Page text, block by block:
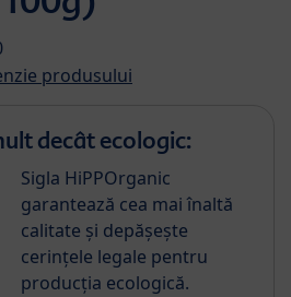
produsului
decât ecologic:
Sigla HiPPOrganic
garantează cea mai înaltă
calitate și depășește
cerințele legale pentru
producția ecologică.